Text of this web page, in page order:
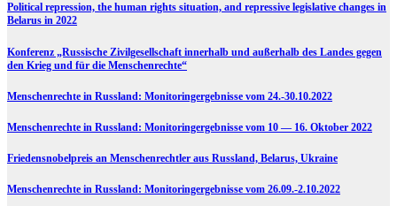
Political repression, the human rights situation, and repressive legislative changes in
Belarus in 2022
Konferenz „Russische Zivilgesellschaft innerhalb und außerhalb des Landes gegen
den Krieg und für die Menschenrechte“
Menschenrechte in Russland: Monitoringergebnisse vom 24.-30.10.2022
Menschenrechte in Russland: Monitoringergebnisse vom 10 — 16. Oktober 2022
Friedensnobelpreis an Menschenrechtler aus Russland, Belarus, Ukraine
Menschenrechte in Russland: Monitoringergebnisse vom 26.09.-2.10.2022